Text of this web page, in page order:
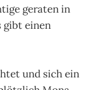
geraten in
gibt einen
und sich ein